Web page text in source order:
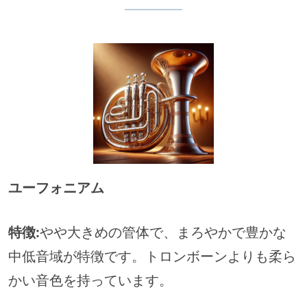
ユーフォニアム
特徴:やや大きめの管体で、まろやかで豊かな
中低音域が特徴です。トロンボーンよりも柔ら
かい音色を持っています。